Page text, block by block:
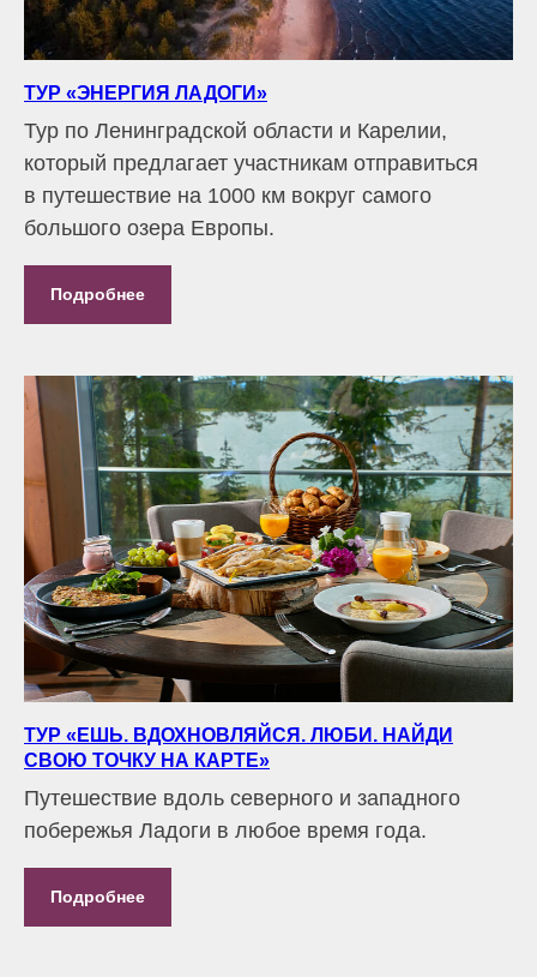
ТУР «ЭНЕРГИЯ ЛАДОГИ»
Тур по Ленинградской области и Карелии,
который предлагает участникам отправиться
в путешествие на 1000 км вокруг самого
большого озера Европы.
Подробнее
ТУР «ЕШЬ. ВДОХНОВЛЯЙСЯ. ЛЮБИ. НАЙДИ
СВОЮ ТОЧКУ НА КАРТЕ»
Путешествие вдоль северного и западного
побережья Ладоги в любое время года.
Подробнее